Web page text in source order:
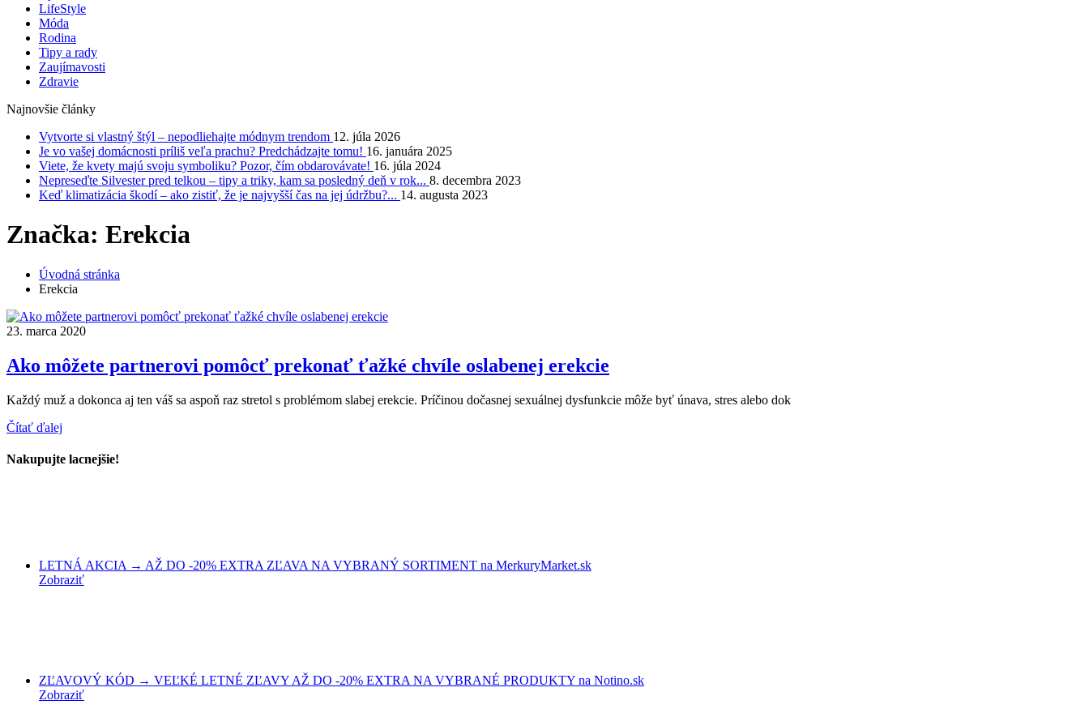
LifeStyle
Móda
Rodina
Tipy a rady
Zaujímavosti
Zdravie
Najnovšie články
Vytvorte si vlastný štýl – nepodliehajte módnym trendom 12. júla 2026
Je vo vašej domácnosti príliš veľa prachu? Predchádzajte tomu! 16. januára 2025
Viete, že kvety majú svoju symboliku? Pozor, čím obdarovávate! 16. júla 2024
Nepreseďte Silvester pred telkou – tipy a triky, kam sa posledný deň v rok... 8. decembra 2023
Keď klimatizácia škodí – ako zistiť, že je najvyšší čas na jej údržbu?... 14. augusta 2023
Značka: Erekcia
Úvodná stránka
Erekcia
23. marca 2020
Ako môžete partnerovi pomôcť prekonať ťažké chvíle oslabenej erekcie
Každý muž a dokonca aj ten váš sa aspoň raz stretol s problémom slabej erekcie. Príčinou dočasnej sexuálnej dysfunkcie môže byť únava, stres alebo dok
Čítať ďalej
Nakupujte lacnejšie!
LETNÁ AKCIA → AŽ DO -20% EXTRA ZĽAVA NA VYBRANÝ SORTIMENT na MerkuryMarket.sk
Zobraziť
ZĽAVOVÝ KÓD → VEĽKÉ LETNÉ ZĽAVY AŽ DO -20% EXTRA NA VYBRANÉ PRODUKTY na Notino.sk
Zobraziť